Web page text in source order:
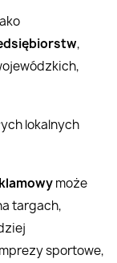
,
lokalnych
może
targach,
sportowe,